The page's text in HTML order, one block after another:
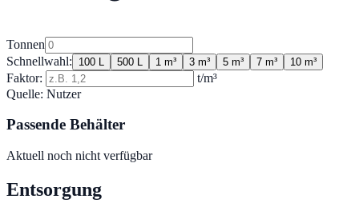
Tonnen
Schnellwahl:
100 L 500 L 1 m³ 3 m³ 5 m³ 7 m³ 10 m³
Faktor:
t/m³
Quelle: Nutzer
Passende Behälter
Aktuell noch nicht verfügbar
Entsorgung